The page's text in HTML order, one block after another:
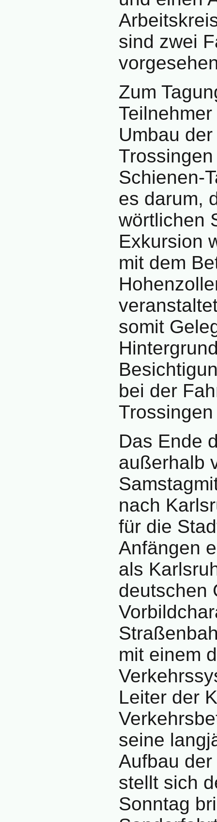
sind zwei
Zum
Umbau
Schienen-
es darum,
wörtlichen
Exkursion
mit dem
somit
bei der
Das Ende
außerhalb
nach
für die
Anfängen
als
deutschen
mit einem
Leiter der
seine
Aufbau
stellt sich
Sonntag